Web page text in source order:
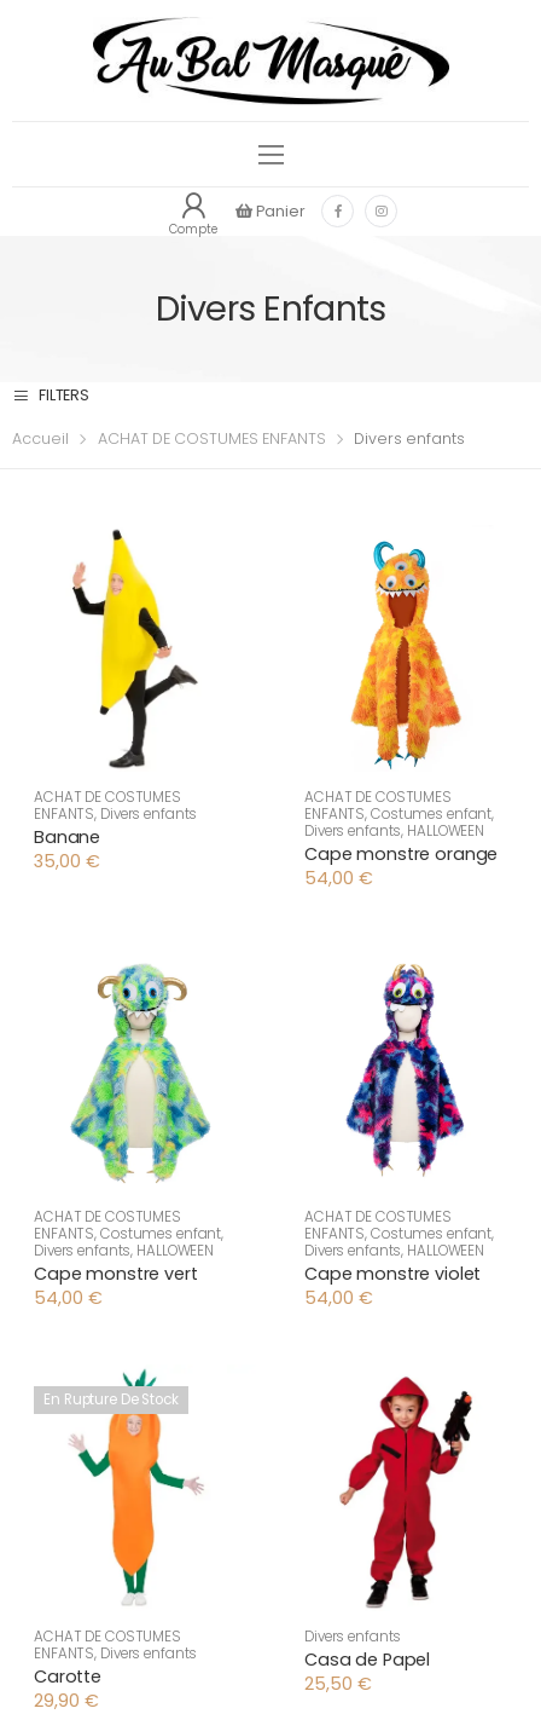
Compte
Panier
Divers Enfants
FILTERS
Accueil ACHAT DE COSTUMES ENFANTS Divers enfants
ACHAT DE COSTUMES
ENFANTS, Divers enfants
Banane
35,00 €
ACHAT DE COSTUMES
ENFANTS,Costumes enfant,
Divers enfants, HALLOWEEN
Cape monstre orange
54,00 €
ACHAT DE COSTUMES
ENFANTS,Costumes enfant,
Divers enfants, HALLOWEEN
Cape monstre vert
54,00 €
ACHAT DE COSTUMES
ENFANTS,Costumes enfant,
Divers enfants, HALLOWEEN
Cape monstre violet
54,00 €
En Rupture De Stock
ACHAT DE COSTUMES
ENFANTS, Divers enfants
Carotte
29,90 €
Divers enfants
Casa de Papel
25,50 €